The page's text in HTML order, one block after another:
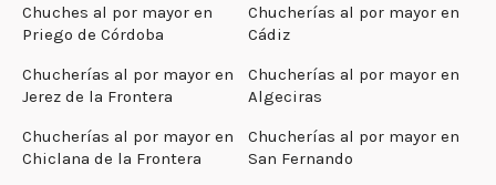
Chuches al por mayor en
Priego de Córdoba
Chucherías al por mayor en
Cádiz
Chucherías al por mayor en
Jerez de la Frontera
Chucherías al por mayor en
Algeciras
Chucherías al por mayor en
Chiclana de la Frontera
Chucherías al por mayor en
San Fernando